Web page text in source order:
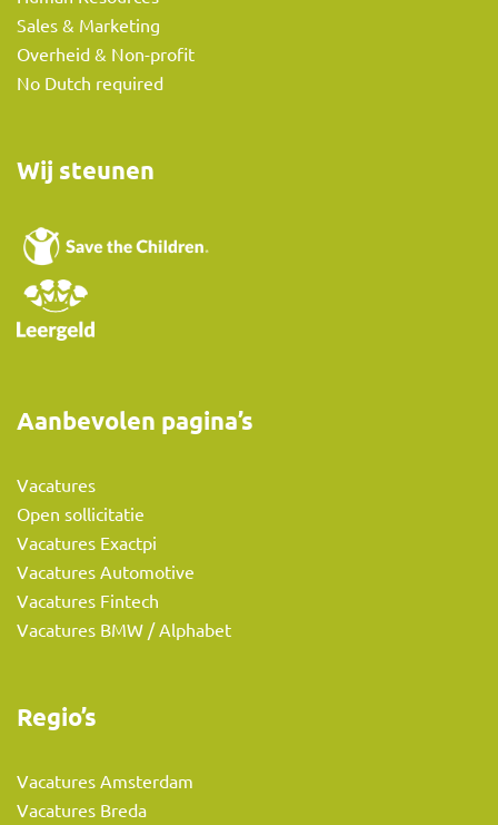
Sales & Marketing
Overheid & Non-profit
No Dutch required
Wij steunen
Aanbevolen pagina’s
Vacatures
Open sollicitatie
Vacatures Exactpi
Vacatures Automotive
Vacatures Fintech
Vacatures BMW / Alphabet
Regio’s
Vacatures Amsterdam
Vacatures Breda